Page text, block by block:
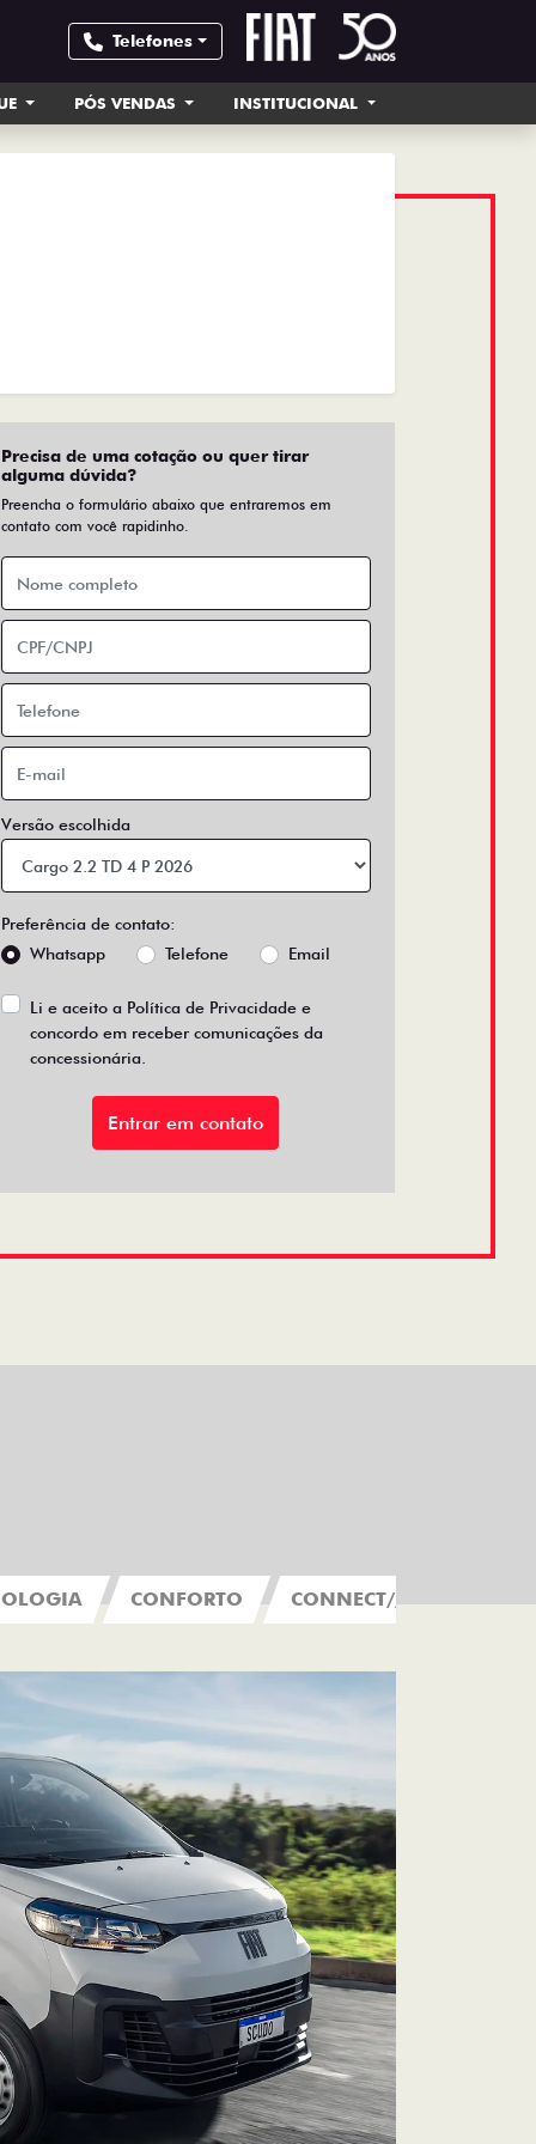
Telefones
PÓS VENDAS INSTITUCIONAL
Precisa de uma cotação ou quer tirar
alguma dúvida?
Preencha o formulário abaixo que entraremos em
contato com você rapidinho.
Versão escolhida
Preferência de contato:
Whatsapp
Telefone Email
Li e aceito a Política de Privacidadee
concordo em receber comunicações da
concessionária.
Entrar em contato
CONFORTO CONNECT////ME